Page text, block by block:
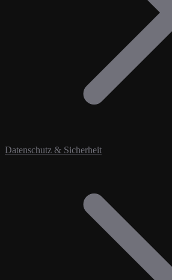
Datenschutz & Sicherheit